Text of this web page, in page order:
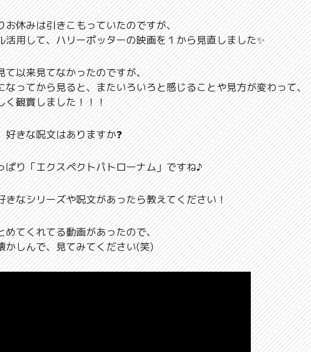
お休みは引きこもっていたのですが、
活用して、ハリーポッターの映画を１から見直しました✨
て以来見てなかったのですが、
なってから見ると、またいろいろと感じることや見方が変わって、
く観賞しました！！！
好きな呪文はありますか❓
ぱり「エクスペクトパトローナム」ですね♪
きなシリーズや呪文があったら教えてください！
めてくれてる動画があったので、
かしんで、見てみてください(笑)